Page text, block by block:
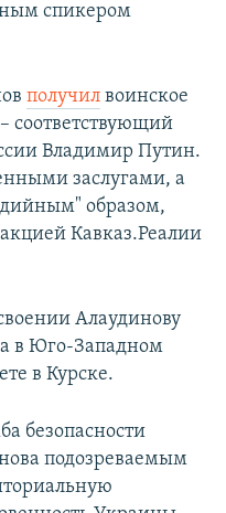
спикером
получил воинское
соответствующий
Владимир Путин.
заслугами, а
образом,
Кавказ.Реалии
Алаудинову
в Юго-Западном
в Курске.
безопасности
подозреваемым